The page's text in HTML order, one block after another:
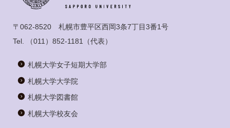
〒062-8520 札幌市豊平区西岡3条7丁目3番1号
Tel.
（011）852-1181 （代表）
札幌大学女子短期大学部
札幌大学大学院
札幌大学図書館
札幌大学校友会